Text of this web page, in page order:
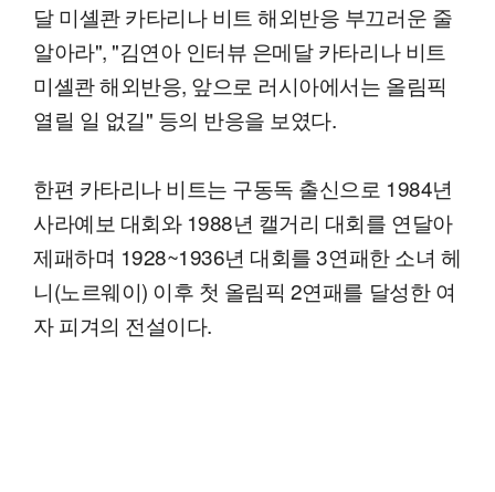
달 미셸콴 카타리나 비트 해외반응 부끄러운 줄
알아라", "김연아 인터뷰 은메달 카타리나 비트
미셸콴 해외반응, 앞으로 러시아에서는 올림픽
열릴 일 없길" 등의 반응을 보였다.
한편 카타리나 비트는 구동독 출신으로 1984년
사라예보 대회와 1988년 캘거리 대회를 연달아
제패하며 1928~1936년 대회를 3연패한 소녀 헤
니(노르웨이) 이후 첫 올림픽 2연패를 달성한 여
자 피겨의 전설이다.